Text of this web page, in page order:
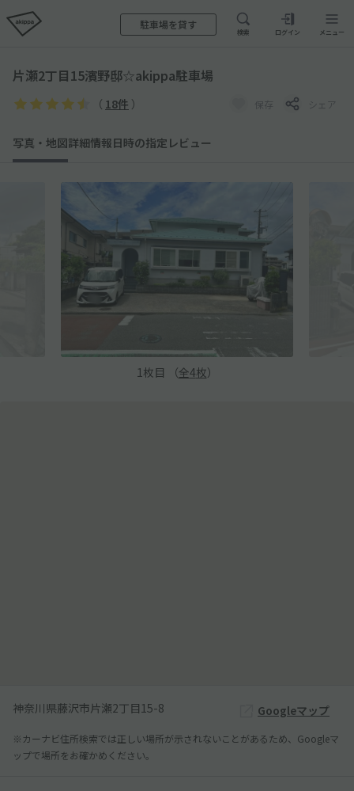
駐車場を貸す
検索 ログイン メニュー
片瀬2丁目15濱野邸☆akippa駐車場
（ 18件 ） 保存 シェア
写真・地図詳細情報日時の指定 レビュー
1 枚目 （全4枚）
神奈川県藤沢市片瀬2丁目15-8 Googleマップ
※カーナビ住所検索では正しい場所が示されないことがあるため、Googleマ
ップで場所をお確かめください。